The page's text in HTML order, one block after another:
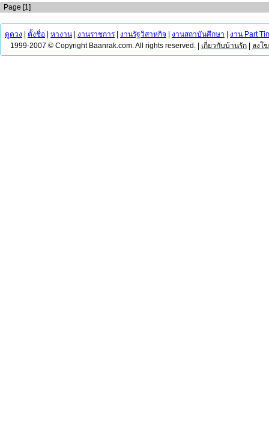
Page [1]
ดูดวง ตั้งชื่อ หางาน งานราชการ งานรัฐวิสาหกิจ งานสถาบันศึกษา
งาน Part
1999-2007 © Copyright Baanrak.com. All rights reserved. | เกี่ยวกับบ้านรัก ลงโ